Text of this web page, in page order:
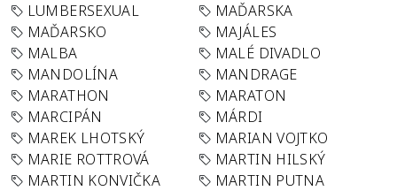
LUMBERSEXUAL
MAĎARSKA
MAĎARSKO
MAJÁLES
MALBA
MALÉ DIVADLO
MANDOLÍNA
MANDRAGE
MARATHON
MARATON
MARCIPÁN
MÁRDI
MAREK LHOTSKÝ
MARIAN VOJTKO
MARIE ROTTROVÁ
MARTIN HILSKÝ
MARTIN KONVIČKA
MARTIN PUTNA